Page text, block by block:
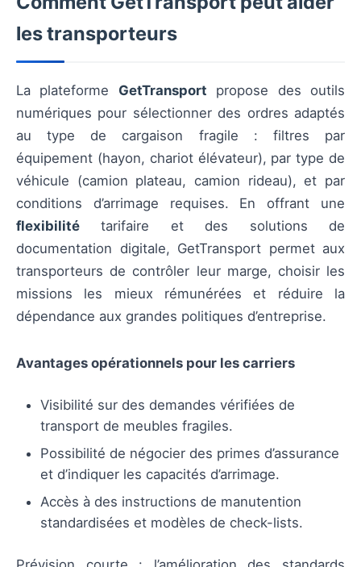
les transporteurs
La plateforme GetTransport propose des outils
numériques pour sélectionner des ordres adaptés
au type de cargaison fragile : filtres par
équipement (hayon, chariot élévateur), par type de
véhicule (camion plateau, camion rideau), et par
conditions d’arrimage requises. En offrant une
flexibilité tarifaire et des solutions de
documentation digitale, GetTransport permet aux
transporteurs de contrôler leur marge, choisir les
missions les mieux rémunérées et réduire la
dépendance aux grandes politiques d’entreprise.
Avantages opérationnels pour les carriers
Visibilité sur des demandes vérifiées de
transport de meubles fragiles.
Possibilité de négocier des primes d’assurance
et d’indiquer les capacités d’arrimage.
Accès à des instructions de manutention
standardisées et modèles de check-lists.